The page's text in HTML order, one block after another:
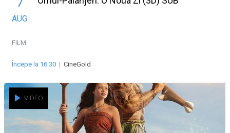
AUG
FILM
Începe la 16:30 | CineGold
VIDEO